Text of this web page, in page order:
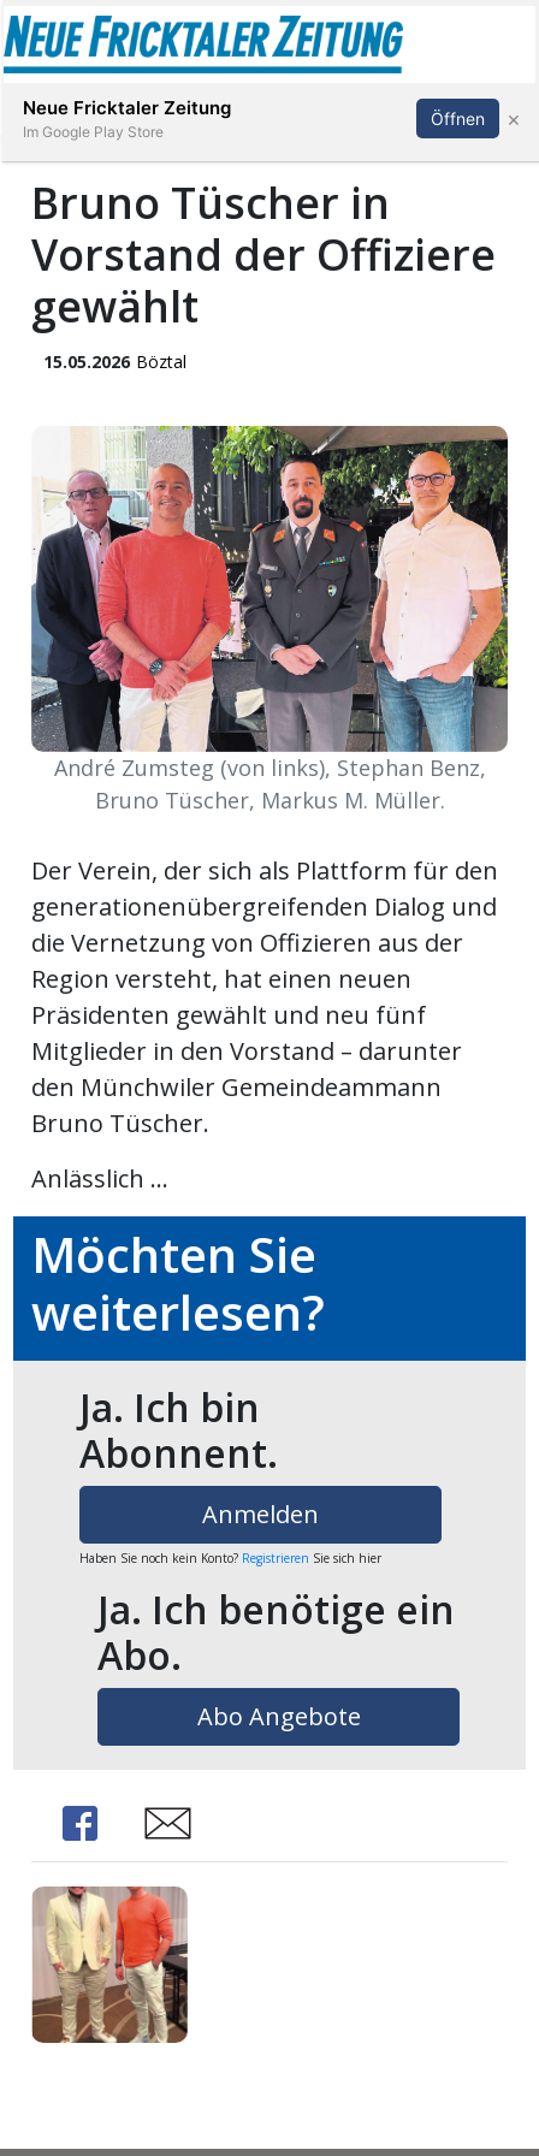
Stellen
App
Abonnieren Anmelden
Bruno Tüscher in
Vorstand der Offiziere
gewählt
15.05.2026 Böztal
André Zumsteg (von links), Stephan Benz,
Bruno Tüscher, Markus M. Müller.
Der Verein, der sich als Plattform für den
generationenübergreifenden Dialog und
die Vernetzung von Offizieren aus der
Region versteht, hat einen neuen
Präsidenten gewählt und neu fünf
Mitglieder in den Vorstand – darunter
den Münchwiler Gemeindeammann
Bruno Tüscher.
Anlässlich ...
Möchten Sie
weiterlesen?
Ja. Ich bin
Abonnent.
Anmelden
Haben Sie noch kein Konto? Registrieren Sie sich hier
Ja. Ich benötige ein
Abo.
Abo Angebote
Share Share
Neue Fricktaler Zeitung
Im Google Play Store
Öffnen ×